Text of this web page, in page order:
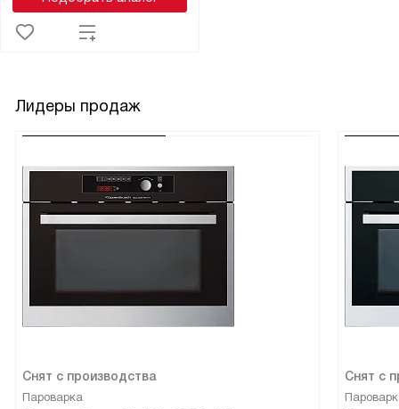
Лидеры продаж
Снят с производства
Пароварка
Снят с